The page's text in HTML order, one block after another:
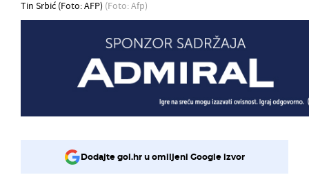
Tin Srbić (Foto: AFP) (Foto: Afp)
Dodajte gol.hr u omiljeni Google izvor